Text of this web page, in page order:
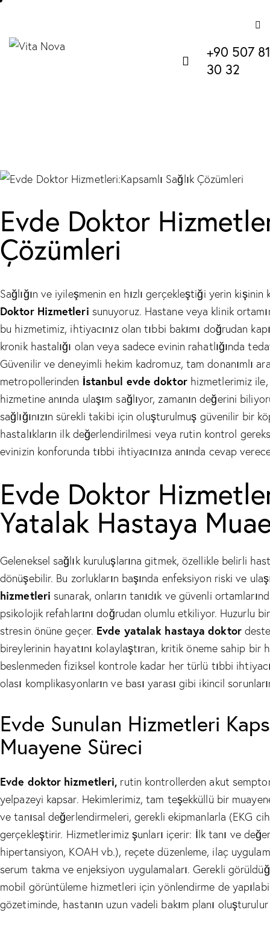
+90 507
30 32
Evde Doktor
Çözümleri
Sağlığın ve iyileşmenin en hızlı gerçekleştiği yerin
Doktor Hizmetleri sunuyoruz. Hastane veya klinik
bu hizmetimiz, ihtiyacınız olan tıbbi bakımı doğrudan
kronik hastalığı olan veya sadece evinin rahatlığında
Güvenilir ve deneyimli hekim kadromuz, tam donanımlı
metropollerinden İstanbul evde doktorhizmetlerimiz ile,
hizmetine anında ulaşım sağlıyor, zamanın değerini
sağlığınızın sürekli takibi için oluşturulmuş güvenilir bir
hastalıkların ilk değerlendirilmesi veya rutin kontrol
evinizin konforunda tıbbi ihtiyacınıza anında cevap
Evde Doktor
Yatalak Hastaya
Geleneksel sağlık kuruluşlarına gitmek, özellikle belirli
dönüşebilir. Bu zorlukların başında enfeksiyon riski ve
hizmetleri sunarak, onların tanıdık ve güvenli
psikolojik refahlarını doğrudan olumlu etkiliyor. Huzurlu
stresin önüne geçer. Evde yatalak hastaya doktor
bireylerinin hayatını kolaylaştıran, kritik öneme sahip bir
beslenmeden fiziksel kontrole kadar her türlü tıbbi
olası komplikasyonların ve bası yarası gibi ikincil
Evde Sunulan Hizmetleri
Muayene Süreci
Evde doktor hizmetleri, rutin kontrollerden akut
yelpazeyi kapsar. Hekimlerimiz, tam teşekküllü bir
ve tanısal değerlendirmeleri, gerekli ekipmanlarla (EKG
gerçekleştirir. Hizmetlerimiz şunları içerir: İlk tanı ve
hipertansiyon, KOAH vb.), reçete düzenleme, ilaç
serum takma ve enjeksiyon uygulamaları. Gerekli
mobil görüntüleme hizmetleri için yönlendirme de
gözetiminde, hastanın uzun vadeli bakım planı